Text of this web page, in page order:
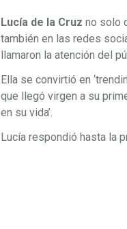
Lucía de la Cruz no solo
también en las redes
llamaron la atención del
Ella se convirtió en
que llegó virgen a su
en su vida’.
Lucía respondió hasta la